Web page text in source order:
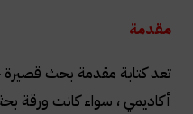
مقدمة
تعد كتابة مقدمة بحث
أكاديمي ، سواء كانت ورقة